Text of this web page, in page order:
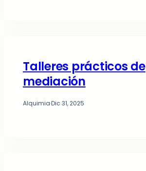
Talleres prácticos de
mediación
Alquimia·Dic 31, 2025